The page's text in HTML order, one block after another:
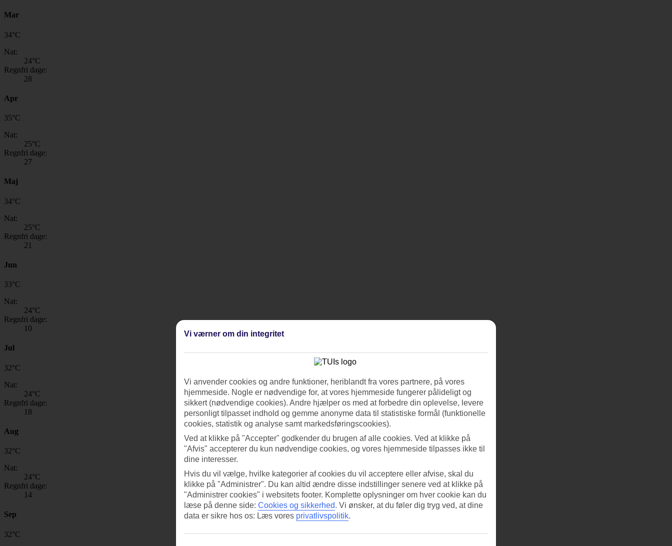
Mar
34°C
Nat:
24°C
Regnfri dage:
28
Apr
35°C
Nat:
25°C
Regnfri dage:
27
Maj
34°C
Nat:
25°C
Regnfri dage:
21
Jun
33°C
Nat:
24°C
Regnfri dage:
10
Jul
32°C
Nat:
24°C
Regnfri dage:
18
Aug
32°C
Nat:
24°C
Regnfri dage:
14
Sep
32°C
Vi værner om din integritet
Vi anvender cookies og andre funktioner, heriblandt fra vores partnere, på vores
hjemmeside. Nogle er nødvendige for, at vores hjemmeside fungerer pålideligt og
sikkert (nødvendige cookies). Andre hjælper os med at forbedre din oplevelse, levere
personligt tilpasset indhold og gemme anonyme data til statistiske formål (funktionelle
cookies, statistik og analyse samt markedsføringscookies).
Ved at klikke på "Accepter" godkender du brugen af alle cookies. Ved at klikke på
"Afvis" accepterer du kun nødvendige cookies, og vores hjemmeside tilpasses ikke til
dine interesser.
Hvis du vil vælge, hvilke kategorier af cookies du vil acceptere eller afvise, skal du
klikke på "Administrer". Du kan altid ændre disse indstillinger senere ved at klikke på
"Administrer cookies" i websitets footer. Komplette oplysninger om hver cookie kan du
læse på denne side: Cookies og sikkerhed. Vi ønsker, at du føler dig tryg ved, at dine
data er sikre hos os: Læs vores privatlivspolitik.